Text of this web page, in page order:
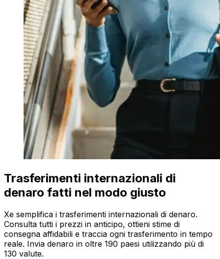
Trasferimenti internazionali di
denaro fatti nel modo giusto
Xe semplifica i trasferimenti internazionali di denaro.
Consulta tutti i prezzi in anticipo, ottieni stime di
consegna affidabili e traccia ogni trasferimento in tempo
reale. Invia denaro in oltre 190 paesi utilizzando più di
130 valute.